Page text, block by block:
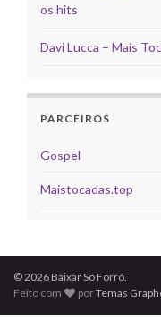
os hits
Davi Lucca – Mais
PARCEIROS
Gospel
Maistocadas.top
© 2026 Baixar Só Forró.
Feito com
porTemas